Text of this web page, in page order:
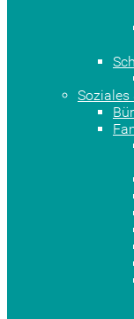
Soziales